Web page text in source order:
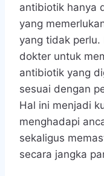
antibiotik hanya
yang
yang tidak perlu.
dokter untuk
antibiotik yang
sesuai dengan
Hal ini menjadi
menghadapi
sekaligus
secara jangka